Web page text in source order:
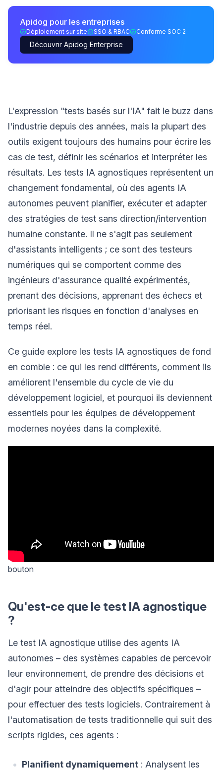
Apidog pour les entreprises
Déploiement sur site SSO & RBAC Conforme SOC 2
Découvrir Apidog Enterprise
L'expression "tests basés sur l'IA" fait le buzz dans
l'industrie depuis des années, mais la plupart des
outils exigent toujours des humains pour écrire les
cas de test, définir les scénarios et interpréter les
résultats. Les tests IA agnostiques représentent un
changement fondamental, où des agents IA
autonomes peuvent planifier, exécuter et adapter
des stratégies de test sans direction/intervention
humaine constante. Il ne s'agit pas seulement
d'assistants intelligents ; ce sont des testeurs
numériques qui se comportent comme des
ingénieurs d'assurance qualité expérimentés,
prenant des décisions, apprenant des échecs et
priorisant les risques en fonction d'analyses en
temps réel.
Ce guide explore les tests IA agnostiques de fond
en comble : ce qui les rend différents, comment ils
améliorent l'ensemble du cycle de vie du
développement logiciel, et pourquoi ils deviennent
essentiels pour les équipes de développement
modernes noyées dans la complexité.
bouton
Qu'est-ce que le test IA agnostique
?
Le test IA agnostique utilise des agents IA
autonomes – des systèmes capables de percevoir
leur environnement, de prendre des décisions et
d'agir pour atteindre des objectifs spécifiques –
pour effectuer des tests logiciels. Contrairement à
l'automatisation de tests traditionnelle qui suit des
scripts rigides, ces agents :
Planifient dynamiquement : Analysent les